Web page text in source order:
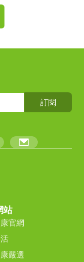
訂閱
站
官網
嚴選